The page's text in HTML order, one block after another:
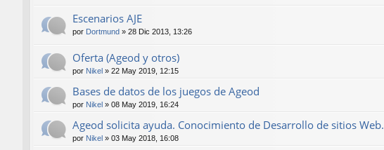
Escenarios AJE
por Dortmund » 28 Dic 2013, 13:26
Oferta (Ageod y otros)
por Nikel » 22 May 2019, 12:15
Bases de datos de los juegos de Ageod
por Nikel » 08 May 2019, 16:24
Ageod solicita ayuda. Conocimiento de Desarrollo de sitios Web.
por Nikel » 03 May 2018, 16:08